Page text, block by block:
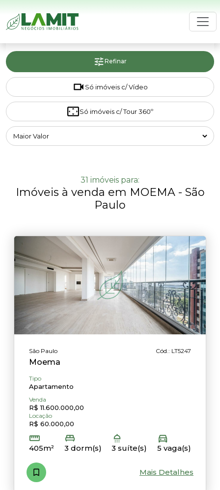
LAMIT
BUSCAR IMÓVEL
ANUNCIE SEU IMÓVEL
AVALIE SEU IMÓVEL GRÁTIS
Refinar
Só imóveis c/ Vídeo
Só imóveis c/ Tour 360º
31 imóveis para:
Imóveis à venda em MOEMA - São
Paulo
São Paulo Cód.: LT5247
Moema
Tipo
Apartamento
Venda
R$ 11.600.000,00
Locação
R$ 60.000,00
405m² 3 dorm(s) 3 suíte(s) 5 vaga(s)
Mais Detalhes